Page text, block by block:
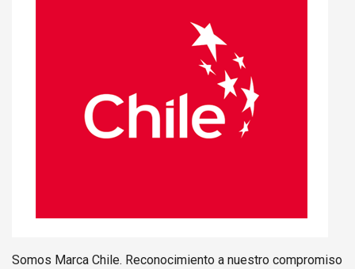
Somos Marca Chile. Reconocimiento a nuestro compromiso